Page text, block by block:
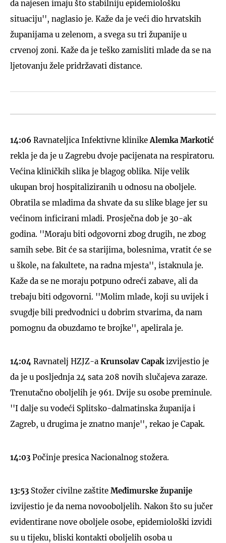
da najesen imaju što stabilniju epidemiološku
situaciju'', naglasio je. Kaže da je veći dio hrvatskih
županijama u zelenom, a svega su tri županije u
crvenoj zoni. Kaže da je teško zamisliti mlade da se na
ljetovanju žele pridržavati distance.
14:06 Ravnateljica Infektivne klinike Alemka Markotić
rekla je da je u Zagrebu dvoje pacijenata na respiratoru.
Većina kliničkih slika je blagog oblika. Nije velik
ukupan broj hospitaliziranih u odnosu na oboljele.
Obratila se mladima da shvate da su slike blage jer su
većinom inficirani mladi. Prosječna dob je 30-ak
godina. ''Moraju biti odgovorni zbog drugih, ne zbog
samih sebe. Bit će sa starijima, bolesnima, vratit će se
u škole, na fakultete, na radna mjesta'', istaknula je.
Kaže da se ne moraju potpuno odreći zabave, ali da
trebaju biti odgovorni. ''Molim mlade, koji su uvijek i
svugdje bili predvodnici u dobrim stvarima, da nam
pomognu da obuzdamo te brojke'', apelirala je.
14:04 Ravnatelj HZJZ-a Krunsolav Capakizvijestio je
da je u posljednja 24 sata 208 novih slučajeva zaraze.
Trenutačno oboljelih je 961. Dvije su osobe preminule.
''I dalje su vodeći Splitsko-dalmatinska županija i
Zagreb, u drugima je znatno manje'', rekao je Capak.
14:03 Počinje presica Nacionalnog stožera.
13:53 Stožer civilne zaštite Međimurske županije
izvijestio je da nema novooboljelih. Nakon što su jučer
evidentirane nove oboljele osobe, epidemiološki izvidi
su u tijeku, bliski kontakti oboljelih osoba u